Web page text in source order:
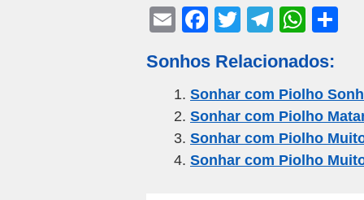
E
ail
F
c
e
b
o
o
T
tt
er
T
e
gr
a
m
W
at
s
A
p
p
e
Sonhos Relacionados:
Sonhar com Piolho
Sonhar com Piolho
Sonhar com Piolho
Sonhar com Piolho